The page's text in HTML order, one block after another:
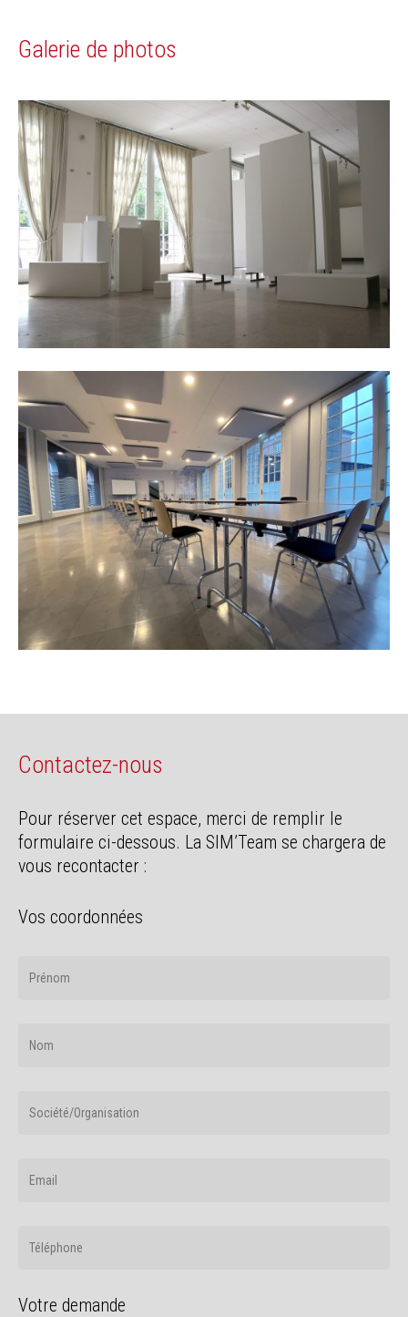
Galerie de photos
Contactez-nous
Pour réserver cet espace, merci de remplir le
formulaire ci-dessous. La SIM’Team se chargera de
vous recontacter :
Vos coordonnées
Votre demande